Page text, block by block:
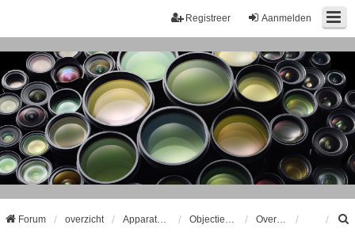
Aanmelden
Registreer
Forum overzicht